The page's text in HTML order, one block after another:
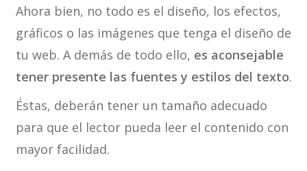
Ahora bien, no todo es el diseño, los efectos,
gráficos o las imágenes que tenga el diseño de
tu web. A demás de todo ello, es aconsejable
tener presente las fuentes y estilos del texto.
Éstas, deberán tener un tamaño adecuado
para que el lector pueda leer el contenido con
mayor facilidad.